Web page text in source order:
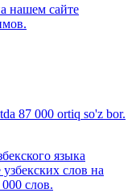
нашем сайте
87 000 ortiq so'z bor.
языка
слов на
слов.